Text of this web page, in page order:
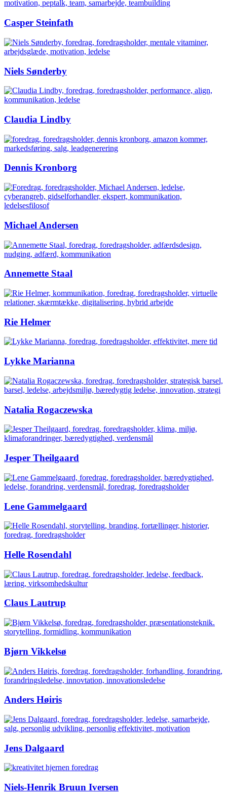
Casper Steinfath
Niels Sønderby
Claudia Lindby
Dennis Kronborg
Michael Andersen
Annemette Staal
Rie Helmer
Lykke Marianna
Natalia Rogaczewska
Jesper Theilgaard
Lene Gammelgaard
Helle Rosendahl
Claus Lautrup
Bjørn Vikkelsø
Anders Høiris
Jens Dalgaard
Niels-Henrik Bruun Iversen